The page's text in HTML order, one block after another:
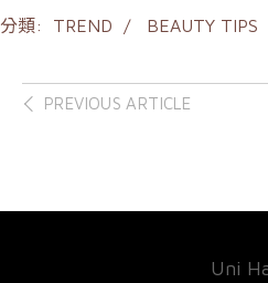
分類:
TREND BEAUTY TIPS
Post
PREVIOUS ARTICLE
Uni